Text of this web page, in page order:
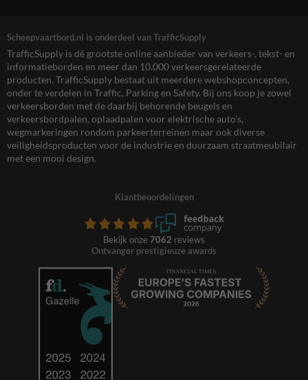
Scheepvaartbord.nl is onderdeel van TrafficSupply
TrafficSupply is dé grootste online aanbieder van verkeers-, tekst- en
informatieborden en meer dan 10.000 verkeersgerelateerde
producten. TrafficSupply bestaat uit meerdere webshopconcepten,
onder te verdelen in Traffic, Parking en Safety. Bij ons koop je zowel
verkeersborden met de daarbij behorende beugels en
verkeersbordpalen, oplaadpalen voor elektrische auto’s,
wegmarkeringen rondom parkeerterreinen maar ook diverse
veiligheidsproducten voor de industrie en duurzaam straatmeubilair
met een mooi design.
Klantbeoordelingen
Bekijk onze 7062 reviews
Ontvanger prestigieuze awards